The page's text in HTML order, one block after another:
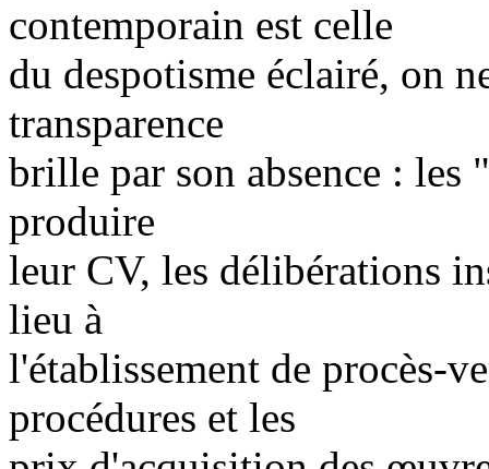
contemporain est celle
du despotisme éclairé, on
transparence
brille par son absence : les
produire
leur CV, les délibérations
lieu à
l'établissement de procès-
procédures et les